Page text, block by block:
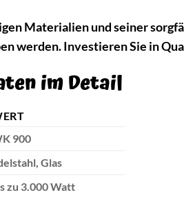
Materialien und seiner
werden. Investieren Sie in
im Detail
900
Glas
zu 3.000 Watt